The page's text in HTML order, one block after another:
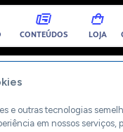
CONTEÚDOS LOJA
e outras tecnologias
em nossos serviços,